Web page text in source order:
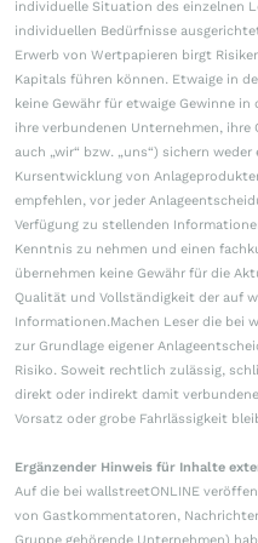
individuelle Situation des einzelnen
individuellen Bedürfnisse
Erwerb von Wertpapieren birgt
Kapitals führen können. Etwaige in
keine Gewähr für etwaige Gewinne
ihre verbundenen Unternehmen, ihre
auch „wir“ bzw. „uns“) sichern
Kursentwicklung von
empfehlen, vor jeder
Verfügung zu stellenden
Kenntnis zu nehmen und einen
übernehmen keine Gewähr für die
Qualität und Vollständigkeit der auf
Informationen.Machen Leser die bei
zur Grundlage eigener
Risiko. Soweit rechtlich zulässig,
direkt oder indirekt damit
Vorsatz oder grobe Fahrlässigkeit
Ergänzender Hinweis für Inhalte
Auf die bei wallstreetONLINE
von Gastkommentatoren,